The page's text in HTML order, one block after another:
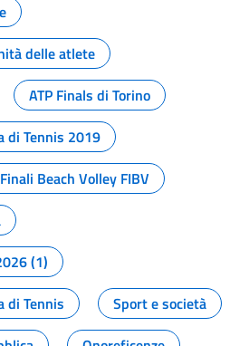
delle atlete
ATP Finals di Torino
di Tennis 2019
Finali Beach Volley FIBV
(1)
di Tennis
Sport e società